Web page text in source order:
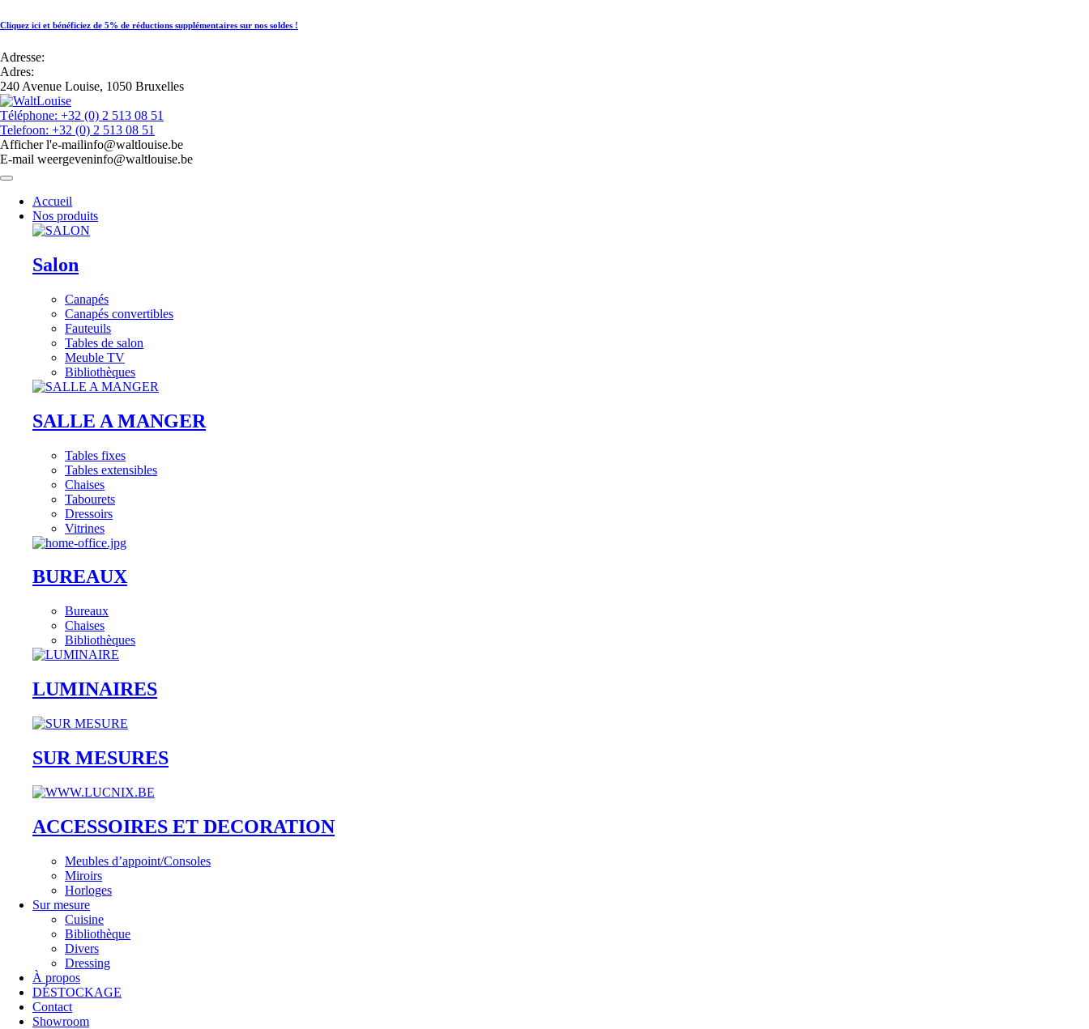
Cliquez ici et bénéficiez de 5% de réductions supplémentaires sur nos soldes !
Adresse:
Adres:
240 Avenue Louise, 1050 Bruxelles
Téléphone: +32 (0) 2 513 08 51
Telefoon: +32 (0) 2 513 08 51
Afficher l'e-mailinfo@waltlouise.be
E-mail weergeveninfo@waltlouise.be
Accueil
Nos produits
Salon
Canapés
Canapés convertibles
Fauteuils
Tables de salon
Meuble TV
Bibliothèques
SALLE A MANGER
Tables fixes
Tables extensibles
Chaises
Tabourets
Dressoirs
Vitrines
BUREAUX
Bureaux
Chaises
Bibliothèques
LUMINAIRES
SUR MESURES
ACCESSOIRES ET DECORATION
Meubles d’appoint/Consoles
Miroirs
Horloges
Sur mesure
Cuisine
Bibliothèque
Divers
Dressing
À propos
DÉSTOCKAGE
Contact
Showroom